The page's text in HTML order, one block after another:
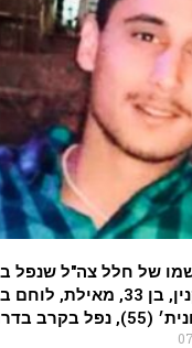
של חלל צה"ל שנפל
לבנון.